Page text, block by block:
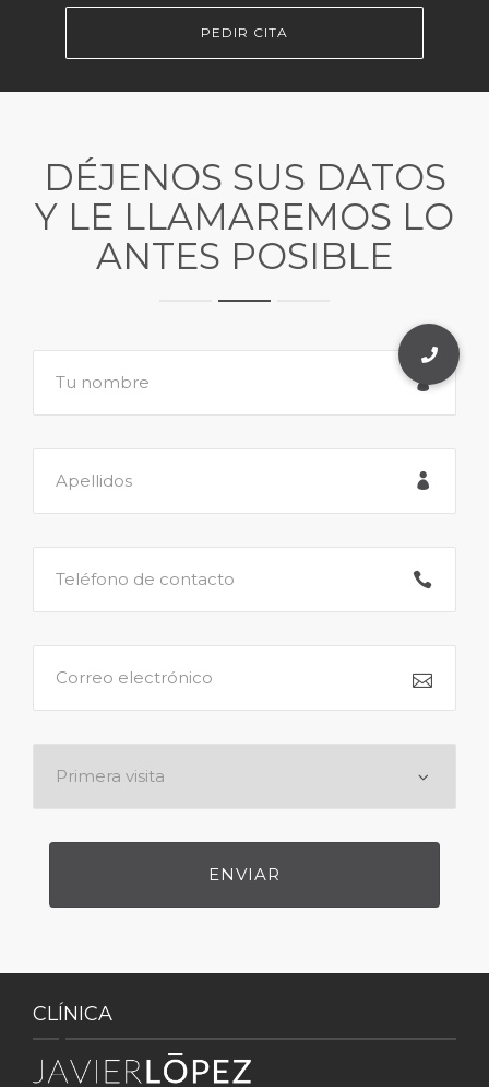
PEDIR CITA
DÉJENOS SUS DATOS
Y LE LLAMAREMOS LO
ANTES POSIBLE
CLÍNICA